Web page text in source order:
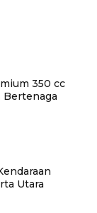
350 cc
Utara